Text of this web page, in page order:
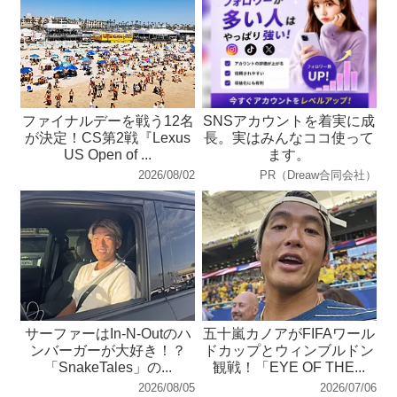
ファイナルデーを戦う12名
が決定！CS第2戦『Lexus
US Open of ...
2026/08/02
SNSアカウントを着実に成
長。実はみんなココ使って
ます。
PR（Dreaw合同会社）
サーファーはIn-N-Outのハ
ンバーガーが大好き！？
「SnakeTales」の...
2026/08/05
五十嵐カノアがFIFAワール
ドカップとウィンブルドン
観戦！「EYE OF THE...
2026/07/06